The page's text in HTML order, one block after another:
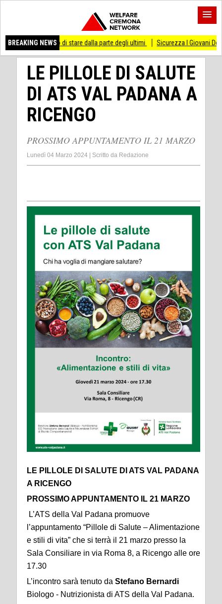
BREAKING NEWS
di stare dalla parte degli ultimi Sicurezza I Giovani Democratici
LE PILLOLE DI SALUTE
DI ATS VAL PADANA A
RICENGO
PROSSIMO APPUNTAMENTO IL 21 MARZO
Lunedì 04 Marzo 2024 Scritto da Redazione
LE PILLOLE DI SALUTE DI ATS VAL PADANA
A RICENGO
PROSSIMO APPUNTAMENTO IL 21 MARZO
L’ATS della Val Padana promuove
l’appuntamento “Pillole di Salute – Alimentazione
e stili di vita” che si terrà il 21 marzo presso la
Sala Consiliare in via Roma 8, a Ricengo alle ore
17.30
L’incontro sarà tenuto da Stefano Bernardi
Biologo - Nutrizionista di ATS della Val Padana.